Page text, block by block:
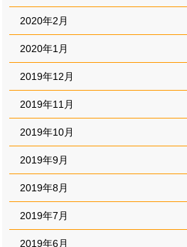
2020年2月
2020年1月
2019年12月
2019年11月
2019年10月
2019年9月
2019年8月
2019年7月
2019年6月